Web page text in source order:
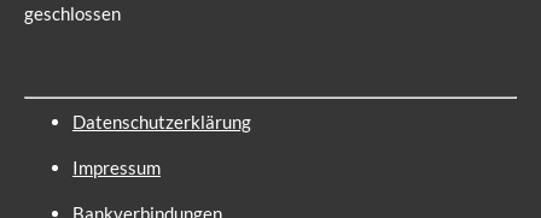
geschlossen
Datenschutzerklärung
Impressum
Bankverbindungen